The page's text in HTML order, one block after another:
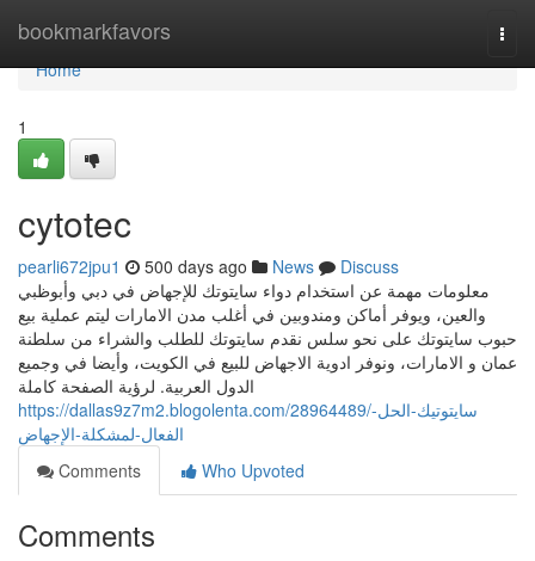
bookmarkfavors
Home
Home
1
cytotec
pearli672jpu1 500 days ago News
Discuss
معلومات مهمة عن استخدام دواء سايتوتك للإجهاض في دبي وأبوظبي
والعين، ويوفر أماكن ومندوبين في أغلب مدن الامارات ليتم عملية بيع
حبوب سايتوتك على نحو سلس نقدم سايتوتك للطلب والشراء من سلطنة
عمان و الامارات، ونوفر ادوية الاجهاض للبيع في الكويت، وأيضا في وجميع
الدول العربية. لرؤية الصفحة كاملة
https://dallas9z7m2.blogolenta.com/28964489/سايتوتيك-الحل-
الفعال-لمشكلة-الإجهاض
Comments
Who Upvoted
Comments